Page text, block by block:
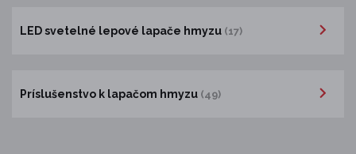
LED svetelné lepové lapače hmyzu (17)
Príslušenstvo k lapačom hmyzu (49)